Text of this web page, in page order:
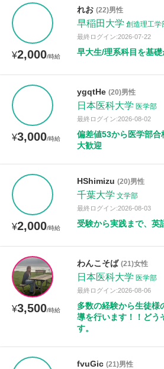
¥2,000/時給
れお (22)男性
早稲田大学 創造理工学
最終ログイン:2026-07-22
早大生/理系科目を基
¥3,000/時給
ygqtHe (20)男性
日本医科大学 医学部
最終ログイン:2026-08-02
偏差値53から医学部
大歓迎
¥2,000/時給
HShimizu (20)男性
千葉大学 文学部
最終ログイン:2026-08-03
受験から実践まで、英
¥3,500/時給
わんこそば (21)女性
日本医科大学 医学部
最終ログイン:2026-08-06
多数の経験から生徒様
導を行います！！どう
す。
fvuGic (21)男性